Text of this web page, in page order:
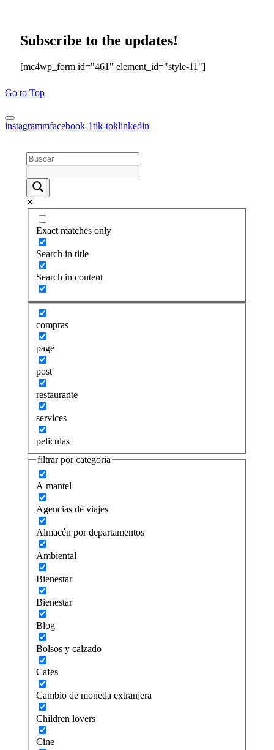
Subscribe to the updates!
[mc4wp_form id="461" element_id="style-11"]
Go to Top
instagrammfacebook-1tik-toklinkedin
Exact matches only
Search in title
Search in content
compras
page
post
restaurante
services
peliculas
filtrar por categoria
A mantel
Agencias de viajes
Almacén por departamentos
Ambiental
Bienestar
Bienestar
Blog
Bolsos y calzado
Cafes
Cambio de moneda extranjera
Children lovers
Cine